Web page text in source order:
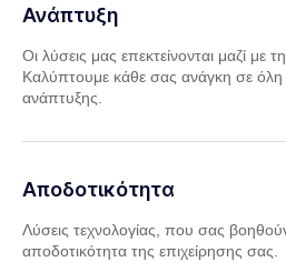
Ανάπτυξη
Οι λύσεις μας επεκτείνονται μαζί με
Καλύπτουμε κάθε σας ανάγκη σε όλη
ανάπτυξης.
Αποδοτικότητα
Λύσεις τεχνολογίας, που σας
αποδοτικότητα της επιχείρησης σας.